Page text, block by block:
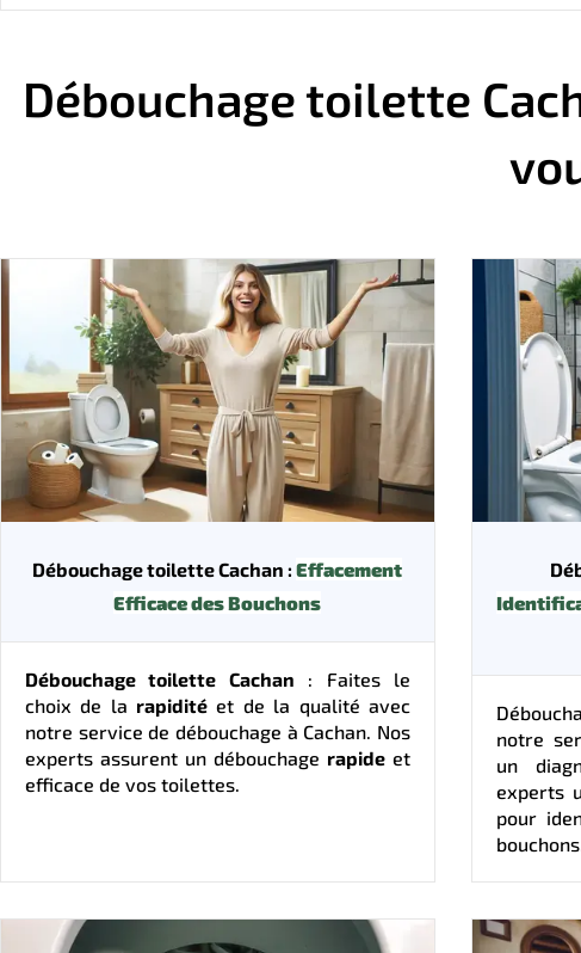
Débouchage toilette
Débouchage toilette Cachan :Effacement
Efficace des Bouchons
Débouchage toilette Cachan : Faites le
choix de la rapidité et de la qualité avec
notre service de débouchage à Cachan. Nos
experts assurent un débouchage rapide et
efficace de vos toilettes.
notre
un
experts
pour